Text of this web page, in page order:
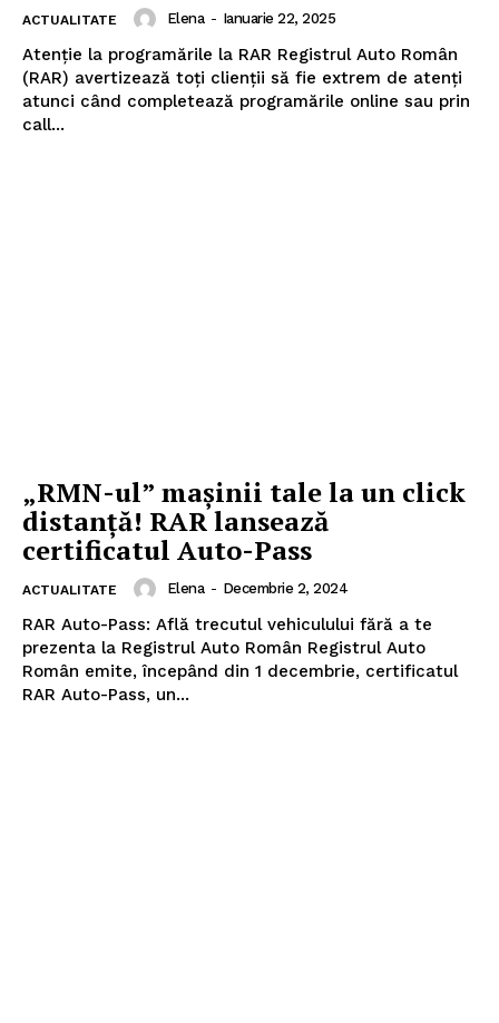
ACTUALITATE Elena - Ianuarie 22, 2025
Atenție la programările la RAR Registrul Auto Român
(RAR) avertizează toți clienții să fie extrem de atenți
atunci când completează programările online sau prin
call...
„RMN-ul” mașinii tale la un click
distanță! RAR lansează
certificatul Auto-Pass
ACTUALITATE Elena - Decembrie 2, 2024
RAR Auto-Pass: Află trecutul vehiculului fără a te
prezenta la Registrul Auto Român Registrul Auto
Român emite, începând din 1 decembrie, certificatul
RAR Auto-Pass, un...